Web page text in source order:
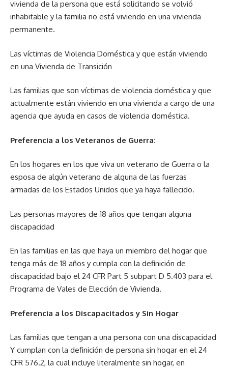
vivienda de la persona que está solicitando se volvió
inhabitable y la familia no está viviendo en una vivienda
permanente.
Las víctimas de Violencia Doméstica y que están viviendo
en una Vivienda de Transición
Las familias que son víctimas de violencia doméstica y que
actualmente están viviendo en una vivienda a cargo de una
agencia que ayuda en casos de violencia doméstica.
Preferencia a los Veteranos de Guerra:
En los hogares en los que viva un veterano de Guerra o la
esposa de algún veterano de alguna de las fuerzas
armadas de los Estados Unidos que ya haya fallecido.
Las personas mayores de 18 años que tengan alguna
discapacidad
En las familias en las que haya un miembro del hogar que
tenga más de 18 años y cumpla con la definición de
discapacidad bajo el 24 CFR Part 5 subpart D 5.403 para el
Programa de Vales de Elección de Vivienda.
Preferencia a los Discapacitados y Sin Hogar
Las familias que tengan a una persona con una discapacidad
Y cumplan con la definición de persona sin hogar en el 24
CFR 576.2, la cual incluye literalmente sin hogar, en